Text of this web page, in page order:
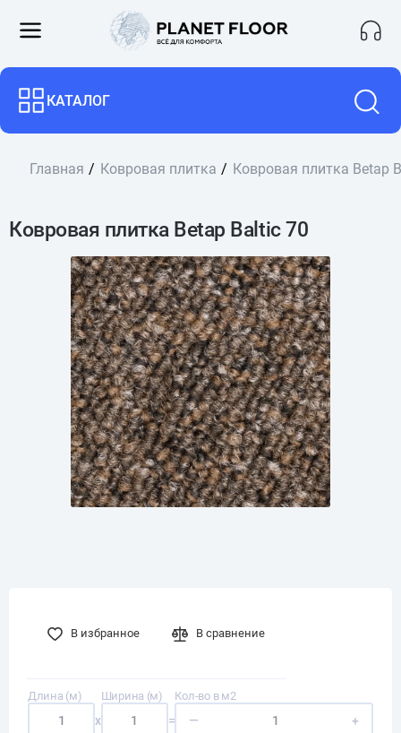
КАТАЛОГ
Главная Ковровая плитка Ковровая плитка Betap
Ковровая плитка Betap Baltic 70
В избранное В сравнение
Длина (м)
x
Ширина (м)
=
Кол-во в м2
—
+